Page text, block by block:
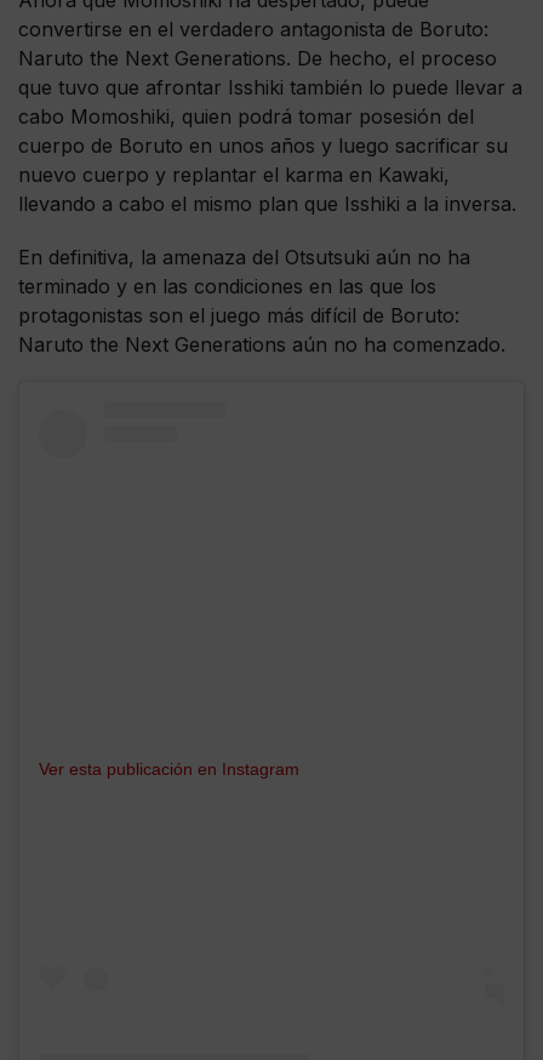
convertirse en el verdadero antagonista de Boruto:
Naruto the Next Generations. De hecho, el proceso
que tuvo que afrontar Isshiki también lo puede llevar a
cabo Momoshiki, quien podrá tomar posesión del
cuerpo de Boruto en unos años y luego sacrificar su
nuevo cuerpo y replantar el karma en Kawaki,
llevando a cabo el mismo plan que Isshiki a la inversa.
En definitiva, la amenaza del Otsutsuki aún no ha
terminado y en las condiciones en las que los
protagonistas son el juego más difícil de Boruto:
Naruto the Next Generations aún no ha comenzado.
Ver esta publicación en Instagram